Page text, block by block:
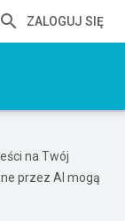
ZALOGUJ SIĘ
na Twój
przez AI mogą